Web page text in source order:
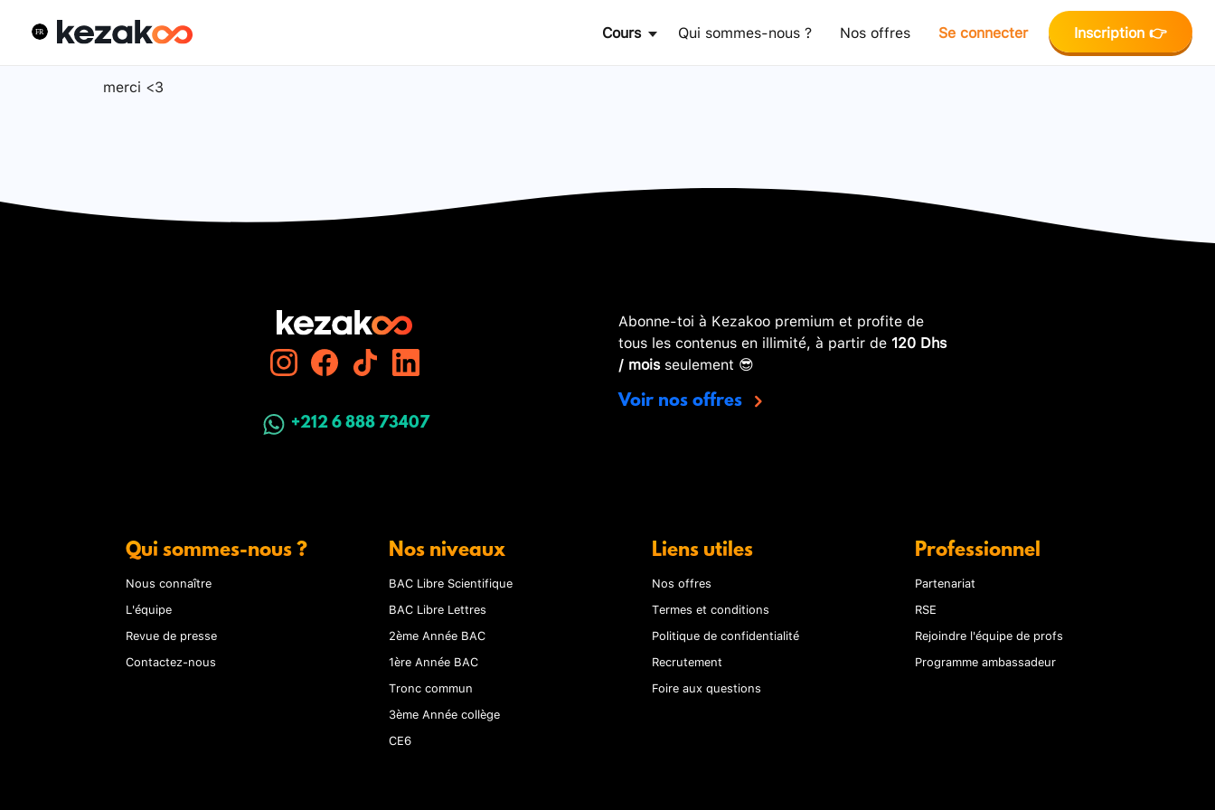
Cours Qui sommes-nous ? Nos offres Se connecter Inscription 👉
merci <3
+212 6 888 73407
Abonne-toi à Kezakoo premium et profite de
tous les contenus en illimité, à partir de 120 Dhs
/ moisseulement 😎
Voir nos offres
Qui sommes-nous ?
Nous connaître
L'équipe
Revue de presse
Contactez-nous
Nos niveaux
BAC Libre Scientifique
BAC Libre Lettres
2ème Année BAC
1ère Année BAC
Tronc commun
3ème Année collège
CE6
Liens utiles
Nos offres
Termes et conditions
Politique de confidentialité
Recrutement
Foire aux questions
Professionnel
Partenariat
RSE
Rejoindre l'équipe de profs
Programme ambassadeur